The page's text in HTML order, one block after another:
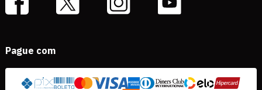
Pague com